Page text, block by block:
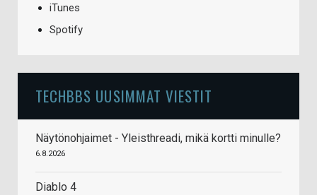
iTunes
Spotify
TECHBBS UUSIMMAT VIESTIT
Näytönohjaimet - Yleisthreadi, mikä kortti minulle?
6.8.2026
Diablo 4